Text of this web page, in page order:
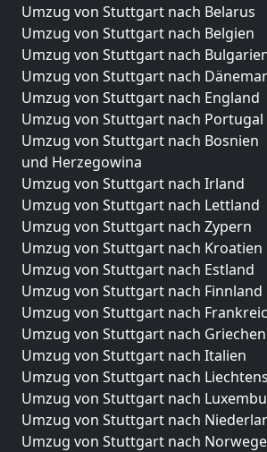
Umzug von Stuttgart nach Belarus
Umzug von Stuttgart nach Belgien
Umzug von Stuttgart nach
Umzug von Stuttgart nach
Umzug von Stuttgart nach England
Umzug von Stuttgart nach Portugal
Umzug von Stuttgart nach Bosnien
und Herzegowina
Umzug von Stuttgart nach Irland
Umzug von Stuttgart nach Lettland
Umzug von Stuttgart nach Zypern
Umzug von Stuttgart nach Kroatien
Umzug von Stuttgart nach Estland
Umzug von Stuttgart nach Finnland
Umzug von Stuttgart nach
Umzug von Stuttgart nach
Umzug von Stuttgart nach Italien
Umzug von Stuttgart nach
Umzug von Stuttgart nach
Umzug von Stuttgart nach
Umzug von Stuttgart nach